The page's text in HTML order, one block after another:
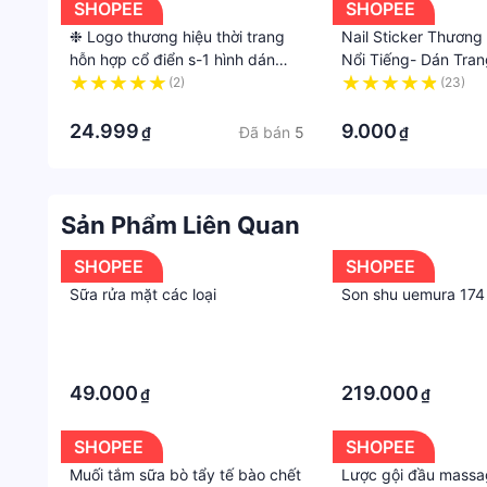
SHOPEE
❉ Logo thương hiệu thời trang
hỗn hợp cổ điển s-1 hình dán
graffiti không thấm nước ❉ 54
laptop skateboard decals
(2)
24.999₫ Đã bán 5
SHOPEE
Nail Sticker Thương
Nổi Tiếng- Dán
Sticker Đẹp
(23)
9.000₫
Sản Phẩm Liên Quan
SHOPEE
Sữa rửa mặt các loại
49.000₫
SHOPEE
Son shu uemura 174
219.000₫
SHOPEE
Muối tắm sữa bò tẩy tế bào chết
SHOPEE
Lược gội đầu